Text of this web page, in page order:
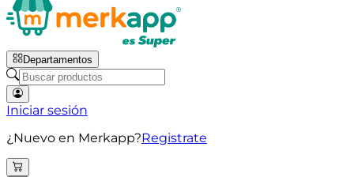
Departamentos
Iniciar sesión
¿Nuevo en Merkapp?Registrate